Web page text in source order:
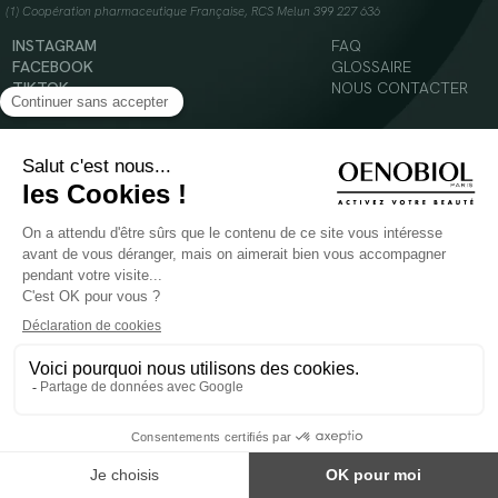
(1) Coopération pharmaceutique Française, RCS Melun 399 227 636
INSTAGRAM
FACEBOOK
TIKTOK
YOUTUBE
FAQ
GLOSSAIRE
NOUS CONTACTER
© 2024 Oenobiol Paris
Mentions légales
Politique en matière de cookies
POUR VOTRE SANTÉ, MANGEZ AU MOINS CINQ FRUITS ET LÉGUMES PAR JOUR -
Les complément alimentaires doivent être utilisés dans le cadre d'un mode de vie sain et
ne pas être utilisés comme substituts d'un régimes alimentaire varié et équilibré.